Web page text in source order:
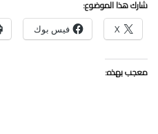
شارك هذا الموضوع:
X فيس بوك
معجب بهذه: